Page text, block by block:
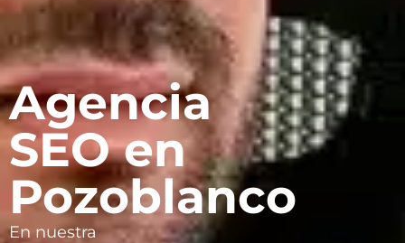
Agencia
SEO en
Pozoblanco
En nuestra